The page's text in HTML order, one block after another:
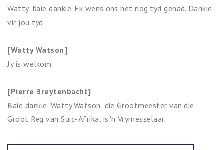
Watty, baie dankie. Ek wens ons het nog tyd gehad. Dankie
vir jou tyd.
[Watty Watson]
Jy is welkom.
[Pierre Breytenbacht]
Baie dankie. Watty Watson, die Grootmeester van die
Groot Reg van Suid-Afrika, is 'n Vrymesselaar.